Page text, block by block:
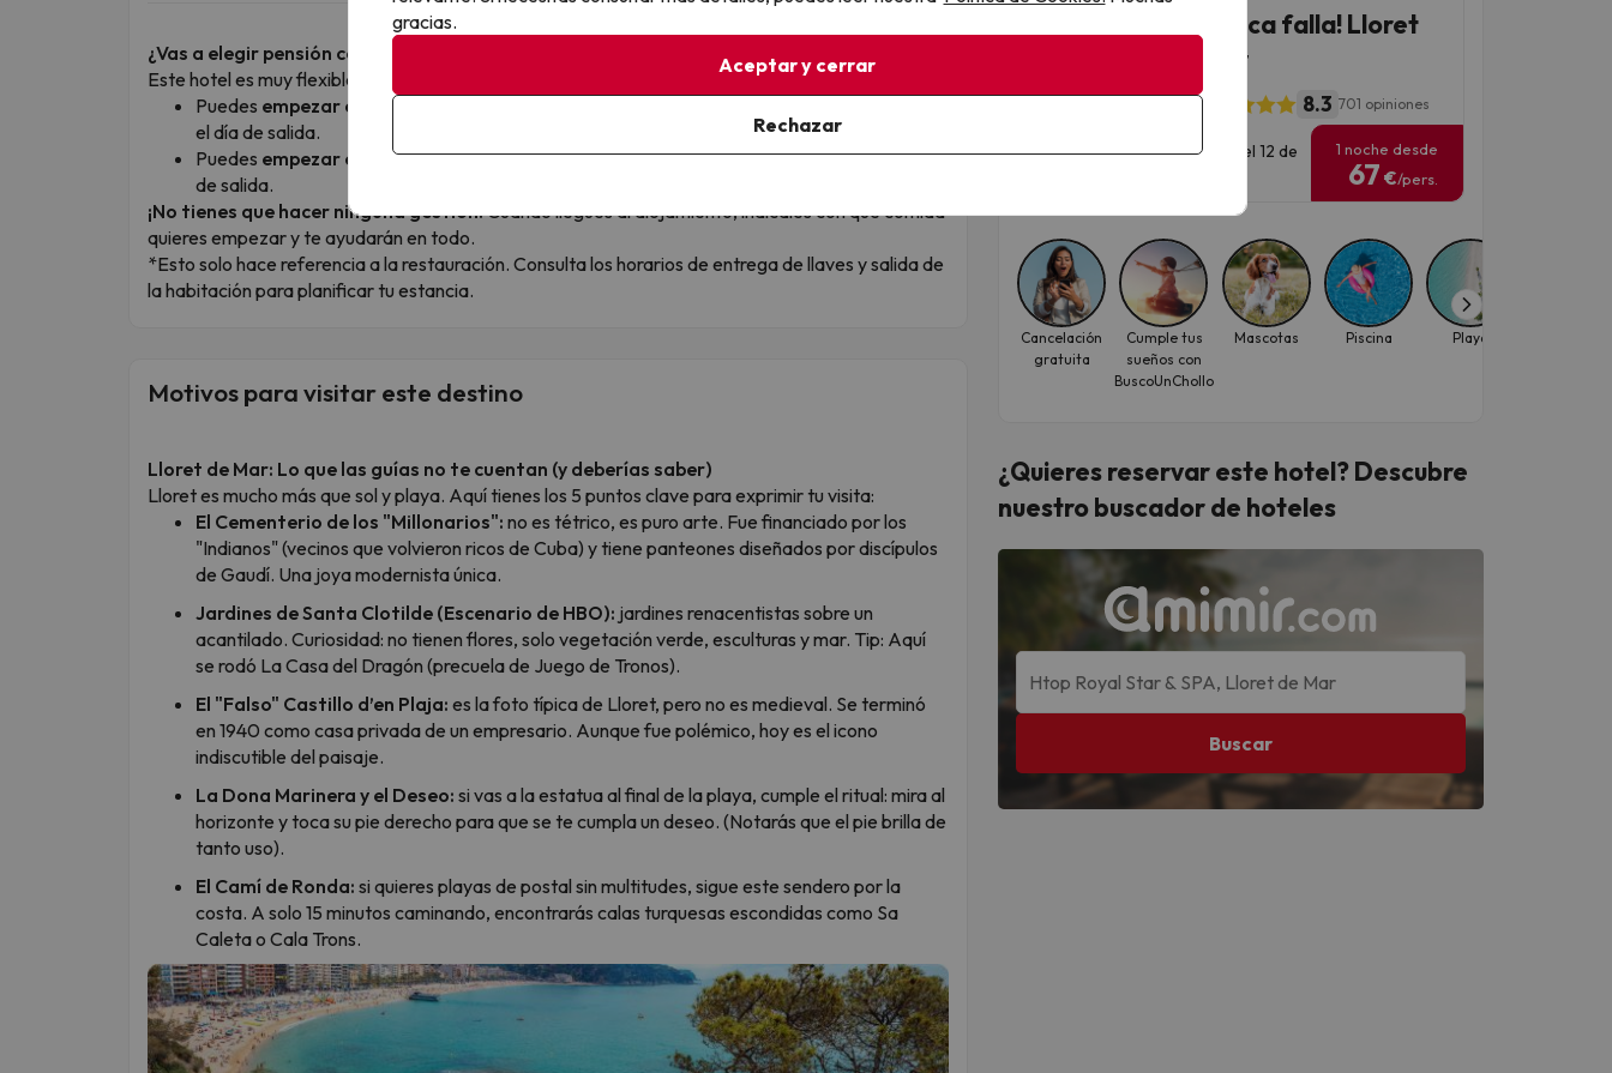
¿Vas a elegir pensión completa?
Este hotel es muy flexible y puedes organizarte como quieras:
Puedes empezar con la comida
el día de salida.
Puedes empezar con la cenael día de llegada, y terminar con la comida de mediodía el día
de salida.
¡No tienes que hacer ninguna gestión!Cuando llegues al alojamiento, indícales con qué comida
quieres empezar y te ayudarán en todo.
*Esto solo hace referencia a la restauración. Consulta los horarios de entrega de llaves y salida de
la habitación para planificar tu estancia.
Motivos para visitar este destino
Lloret de Mar: Lo que las guías no te cuentan (y deberías saber)
Lloret es mucho más que sol y playa. Aquí tienes los 5 puntos clave para exprimir tu visita:
El Cementerio de los "Millonarios": no es tétrico, es puro arte. Fue financiado por los
"Indianos" (vecinos que volvieron ricos de Cuba) y tiene panteones diseñados por discípulos
de Gaudí. Una joya modernista única.
Jardines de Santa Clotilde (Escenario de HBO): jardines renacentistas sobre un
acantilado. Curiosidad: no tienen flores, solo vegetación verde, esculturas y mar. Tip: Aquí
se rodó La Casa del Dragón (precuela de Juego de Tronos).
El "Falso" Castillo d’en Plaja: es la foto típica de Lloret, pero no es medieval. Se terminó
en 1940 como casa privada de un empresario. Aunque fue polémico, hoy es el icono
indiscutible del paisaje.
La Dona Marinera y el Deseo: si vas a la estatua al final de la playa, cumple el ritual: mira al
horizonte y toca su pie derecho para que se te cumpla un deseo. (Notarás que el pie brilla de
tanto uso).
El Camí de Ronda: si quieres playas de postal sin multitudes, sigue este sendero por la
costa. A solo 15 minutos caminando, encontrarás calas turquesas escondidas como Sa
Caleta o Cala Trons.
¡El destino que nunca falla! Lloret
de Mar en hotel 4*
ALEGRIA Sun Village 8.3 701 opiniones
Fechas para viajar: hasta el 12 de
1 noche desde
67 €/pers.
Cancelación
gratuita
Cumple tus
sueños con
BuscoUnChollo
Mascotas Piscina Playa
¿Quieres reservar este hotel? Descubre
nuestro buscador de hoteles
Buscar
gracias.
Aceptar y cerrar
Rechazar